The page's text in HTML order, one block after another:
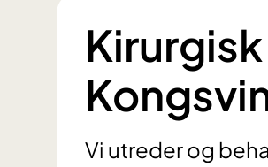
Vi utreder og